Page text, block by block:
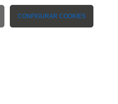
CONFIGURAR COOKIES